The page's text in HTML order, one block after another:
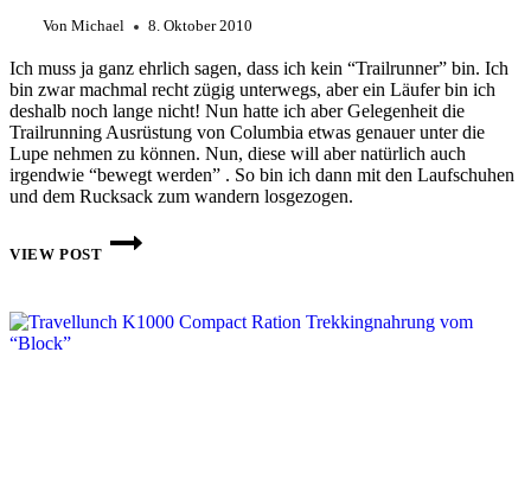
Von Michael 8. Oktober 2010
Ich muss ja ganz ehrlich sagen, dass ich kein “Trailrunner” bin. Ich
bin zwar machmal recht zügig unterwegs, aber ein Läufer bin ich
deshalb noch lange nicht! Nun hatte ich aber Gelegenheit die
Trailrunning Ausrüstung von Columbia etwas genauer unter die
Lupe nehmen zu können. Nun, diese will aber natürlich auch
irgendwie “bewegt werden” . So bin ich dann mit den Laufschuhen
und dem Rucksack zum wandern losgezogen.
VIEW POST
COLUMBIA
TRAILRUNNING
MISSBRAUCHT